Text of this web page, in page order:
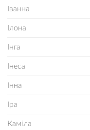
Іванна
Ілона
Інга
Інеса
Інна
Іра
Каміла